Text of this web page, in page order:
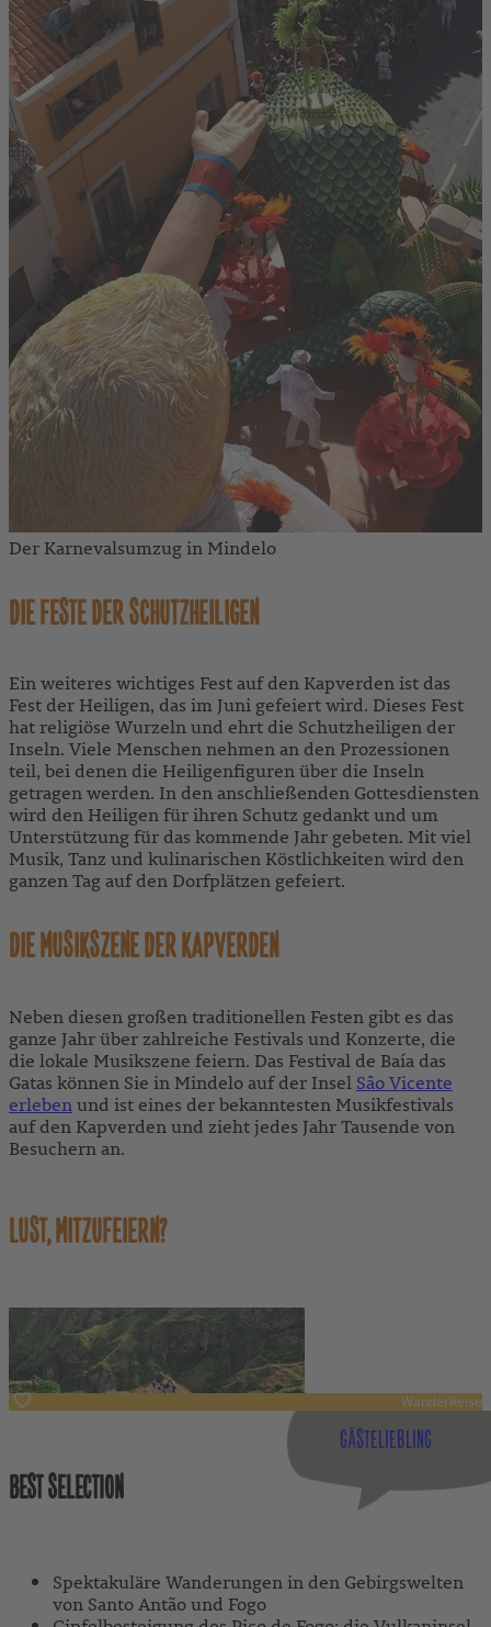
Der Karnevalsumzug in Mindelo
DIE FESTE DER SCHUTZHEILIGEN
Ein weiteres wichtiges Fest auf den Kapverden ist das
Fest der Heiligen, das im Juni gefeiert wird. Dieses Fest
hat religiöse Wurzeln und ehrt die Schutzheiligen der
Inseln. Viele Menschen nehmen an den Prozessionen
teil, bei denen die Heiligenfiguren über die Inseln
getragen werden. In den anschließenden Gottesdiensten
wird den Heiligen für ihren Schutz gedankt und um
Unterstützung für das kommende Jahr gebeten. Mit viel
Musik, Tanz und kulinarischen Köstlichkeiten wird den
ganzen Tag auf den Dorfplätzen gefeiert.
DIE MUSIKSZENE DER KAPVERDEN
Neben diesen großen traditionellen Festen gibt es das
ganze Jahr über zahlreiche Festivals und Konzerte, die
die lokale Musikszene feiern. Das Festival de Baía das
Gatas können Sie in Mindelo auf der Insel Sâo Vicente
erlebenund ist eines der bekanntesten Musikfestivals
auf den Kapverden und zieht jedes Jahr Tausende von
Besuchern an.
LUST, MITZUFEIERN?
GÄSTELIEBLING
WanderReise
BEST SELECTION
Spektakuläre Wanderungen in den Gebirgswelten
von Santo Antão und Fogo